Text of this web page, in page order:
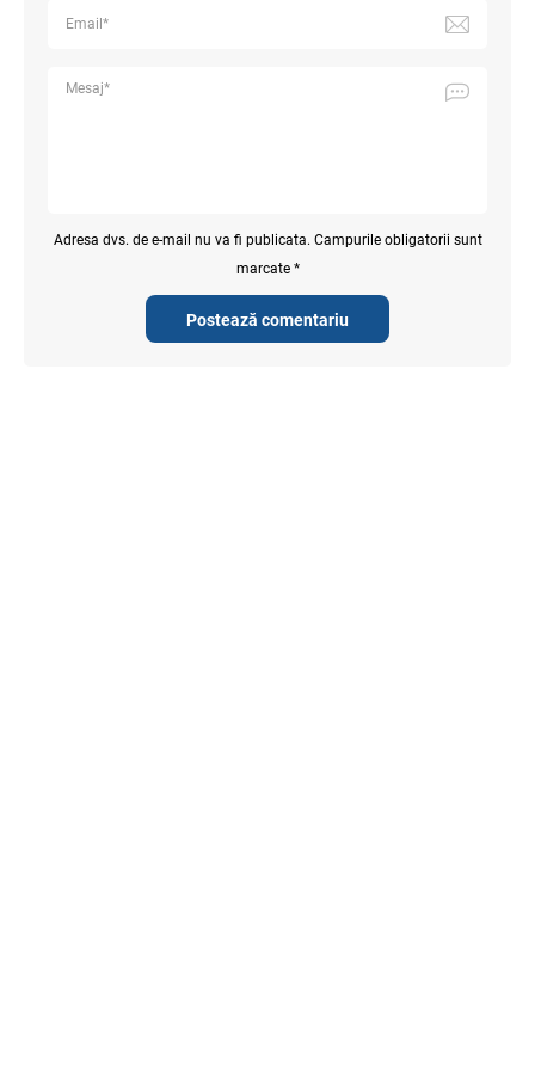
Postează comentariu
Adresa dvs. de e-mail nu va fi publicata. Campurile obligatorii sunt
marcate *